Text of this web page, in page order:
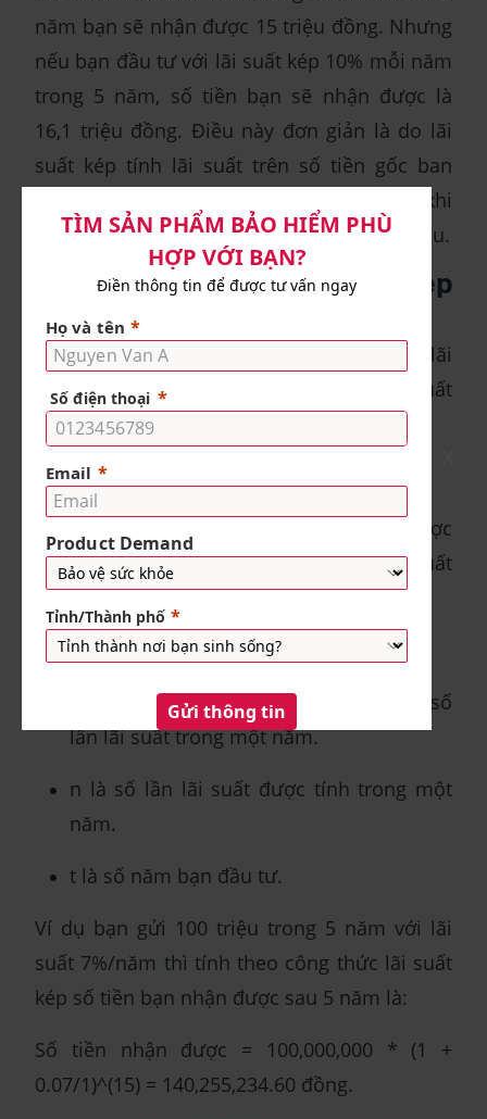
năm bạn sẽ nhận được 15 triệu đồng. Nhưng
nếu bạn đầu tư với lãi suất kép 10% mỗi năm
trong 5 năm, số tiền bạn sẽ nhận được là
16,1 triệu đồng. Điều này đơn giản là do lãi
suất kép tính lãi suất trên số tiền gốc ban
đầu cộng với lãi suất đã kiếm được, trong khi
lãi suất đơn chỉ tính trên số tiền gốc ban đầu.
Công thức tính lãi suất kép
chuẩn xác
Để tính số tiền nhận được sau kỳ hạn theo lãi
suất kép chúng ta có công thức tính lãi suất
kép là:
A = P x (1 + r/n)^(n x t), trong đó:
A là số tiền cuối cùng bạn sẽ nhận được
sau khi đầu tư một số tiền P với lãi suất
kép.
P là số tiền ban đầu bạn đầu tư.
r là lãi suất hàng năm, được chia cho n số
lần lãi suất trong một năm.
n là số lần lãi suất được tính trong một
năm.
t là số năm bạn đầu tư.
Ví dụ bạn gửi 100 triệu trong 5 năm với lãi
suất 7%/năm thì tính theo công thức lãi suất
kép số tiền bạn nhận được sau 5 năm là:
Số tiền nhận được = 100,000,000 * (1 +
0.07/1)^(15) = 140,255,234.60 đồng.